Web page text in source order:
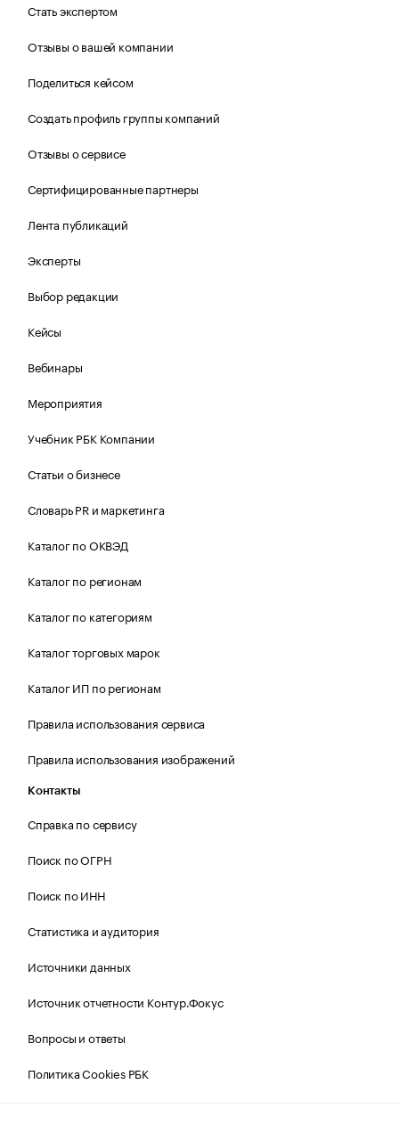
Стать экспертом
Отзывы о вашей компании
Поделиться кейсом
Создать профиль группы компаний
Отзывы о сервисе
Сертифицированные партнеры
Лента публикаций
Эксперты
Выбор редакции
Кейсы
Вебинары
Мероприятия
Учебник РБК Компании
Статьи о бизнесе
Словарь PR и маркетинга
Каталог по ОКВЭД
Каталог по регионам
Каталог по категориям
Каталог торговых марок
Каталог ИП по регионам
Правила использования сервиса
Правила использования изображений
Контакты
Справка по сервису
Поиск по ОГРН
Поиск по ИНН
Статистика и аудитория
Источники данных
Источник отчетности Контур.Фокус
Вопросы и ответы
Политика Cookies РБК